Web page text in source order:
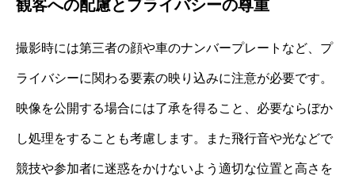
観客への配慮とプライバシーの尊重
撮影時には第三者の顔や車のナンバープレートなど、プ
ライバシーに関わる要素の映り込みに注意が必要です。
映像を公開する場合には了承を得ること、必要ならぼか
し処理をすることも考慮します。また飛行音や光などで
競技や参加者に迷惑をかけないよう適切な位置と高さを